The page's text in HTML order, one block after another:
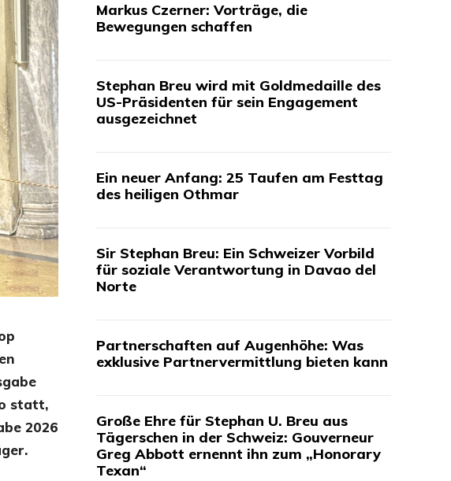
statt,
2026
Markus Czerner: Vorträge, die
Bewegungen schaffen
Stephan Breu wird mit Goldmedaille des
US-Präsidenten für sein Engagement
ausgezeichnet
Ein neuer Anfang: 25 Taufen am Festtag
des heiligen Othmar
Sir Stephan Breu: Ein Schweizer Vorbild
für soziale Verantwortung in Davao del
Norte
Partnerschaften auf Augenhöhe: Was
exklusive Partnervermittlung bieten kann
Große Ehre für Stephan U. Breu aus
Tägerschen in der Schweiz: Gouverneur
Greg Abbott ernennt ihn zum „Honorary
Texan“